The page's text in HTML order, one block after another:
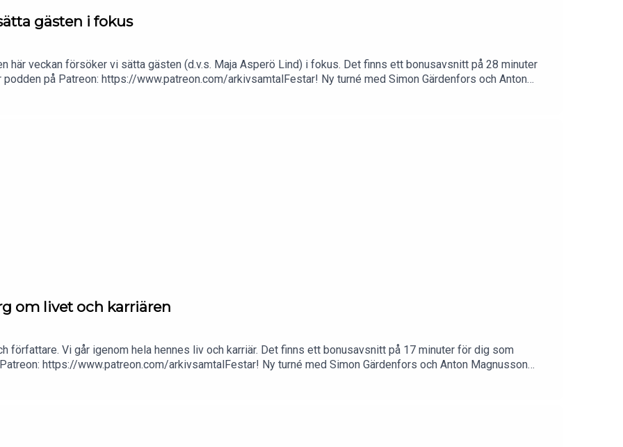
gästen i fokus
här veckan försöker vi sätta gästen (d.v.s. Maja Asperö Lind) i fokus. Det finns ett bonusavsnitt på 28 minuter
på Patreon: https://www.patreon.com/arkivsamtalFestar! Ny turné med Simon Gärdenfors och Anton
Stockholm. Min film Serietecknaren finns nu på VHS, Blu-tay och på SF
@gardenforsInstagram: @gardenfors
om livet och karriären
författare. Vi går igenom hela hennes liv och karriär. Det finns ett bonusavsnitt på 17 minuter för dig som
https://www.patreon.com/arkivsamtalFestar! Ny turné med Simon Gärdenfors och Anton Magnusson
Min film Serietecknaren finns nu på VHS, Blu-tay och på SF Anytime!https://www.gardenfors.comSwish: